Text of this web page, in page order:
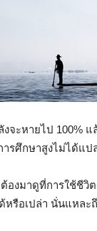
ะหายไป 100% แ
ารศึกษาสูงไม่ได้แ
องมาดูที่การใช้ชี
อเปล่า นั่นแหละถึ